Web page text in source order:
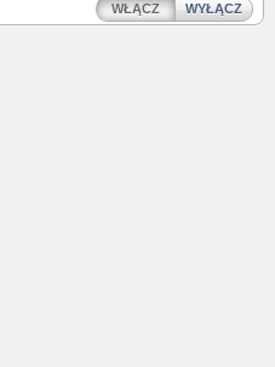
WŁĄCZ WYŁĄCZ